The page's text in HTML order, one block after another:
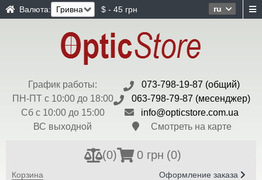
ru
Валюта: $ - 45 грн
График работы:
ПН-ПТ с 10:00 до 18:00
Сб с 10:00 до 15:00
ВС выходной
073-798-19-87 (общий)
063-798-79-87 (месенджер)
info@opticstore.com.ua
Смотреть на карте
(0) 0 грн (0)
Корзина Оформление заказа